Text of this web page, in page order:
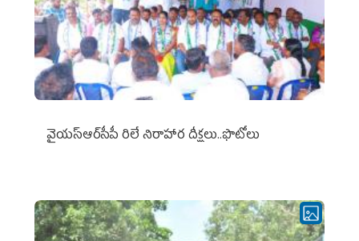
వైయ‌స్ఆర్‌సీపీ రిలే నిరాహార దీక్షలు..ఫొటోలు